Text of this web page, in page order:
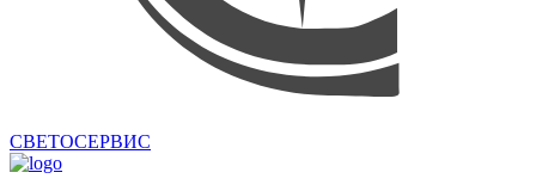
СВЕТОСЕРВИС